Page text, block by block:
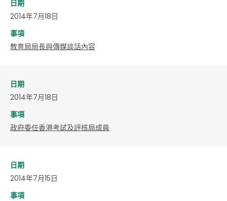
日期
2014年7月18日
事項
教育局局長與傳媒談話內容
日期
2014年7月18日
事項
政府委任香港考試及評核局成員
日期
2014年7月15日
事項